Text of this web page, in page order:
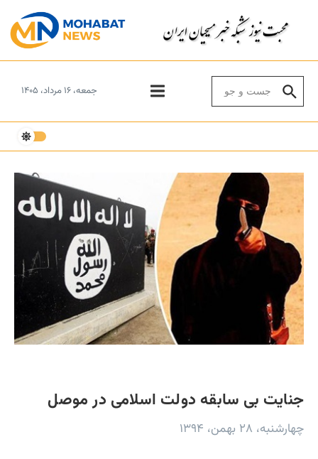
جمعه، ۱۶ مرداد، ۱۴۰۵
جنایت بی‌ سابقه دولت اسلامی در موصل
چهارشنبه، ۲۸ بهمن، ۱۳۹۴